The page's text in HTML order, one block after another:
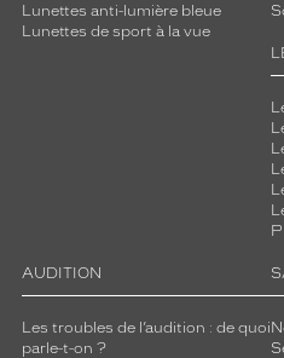
Lunettes anti-lumière bleue
Lunettes de sport à la vue
AUDITION
Les troubles de l’audition : de quoi
parle-t-on ?